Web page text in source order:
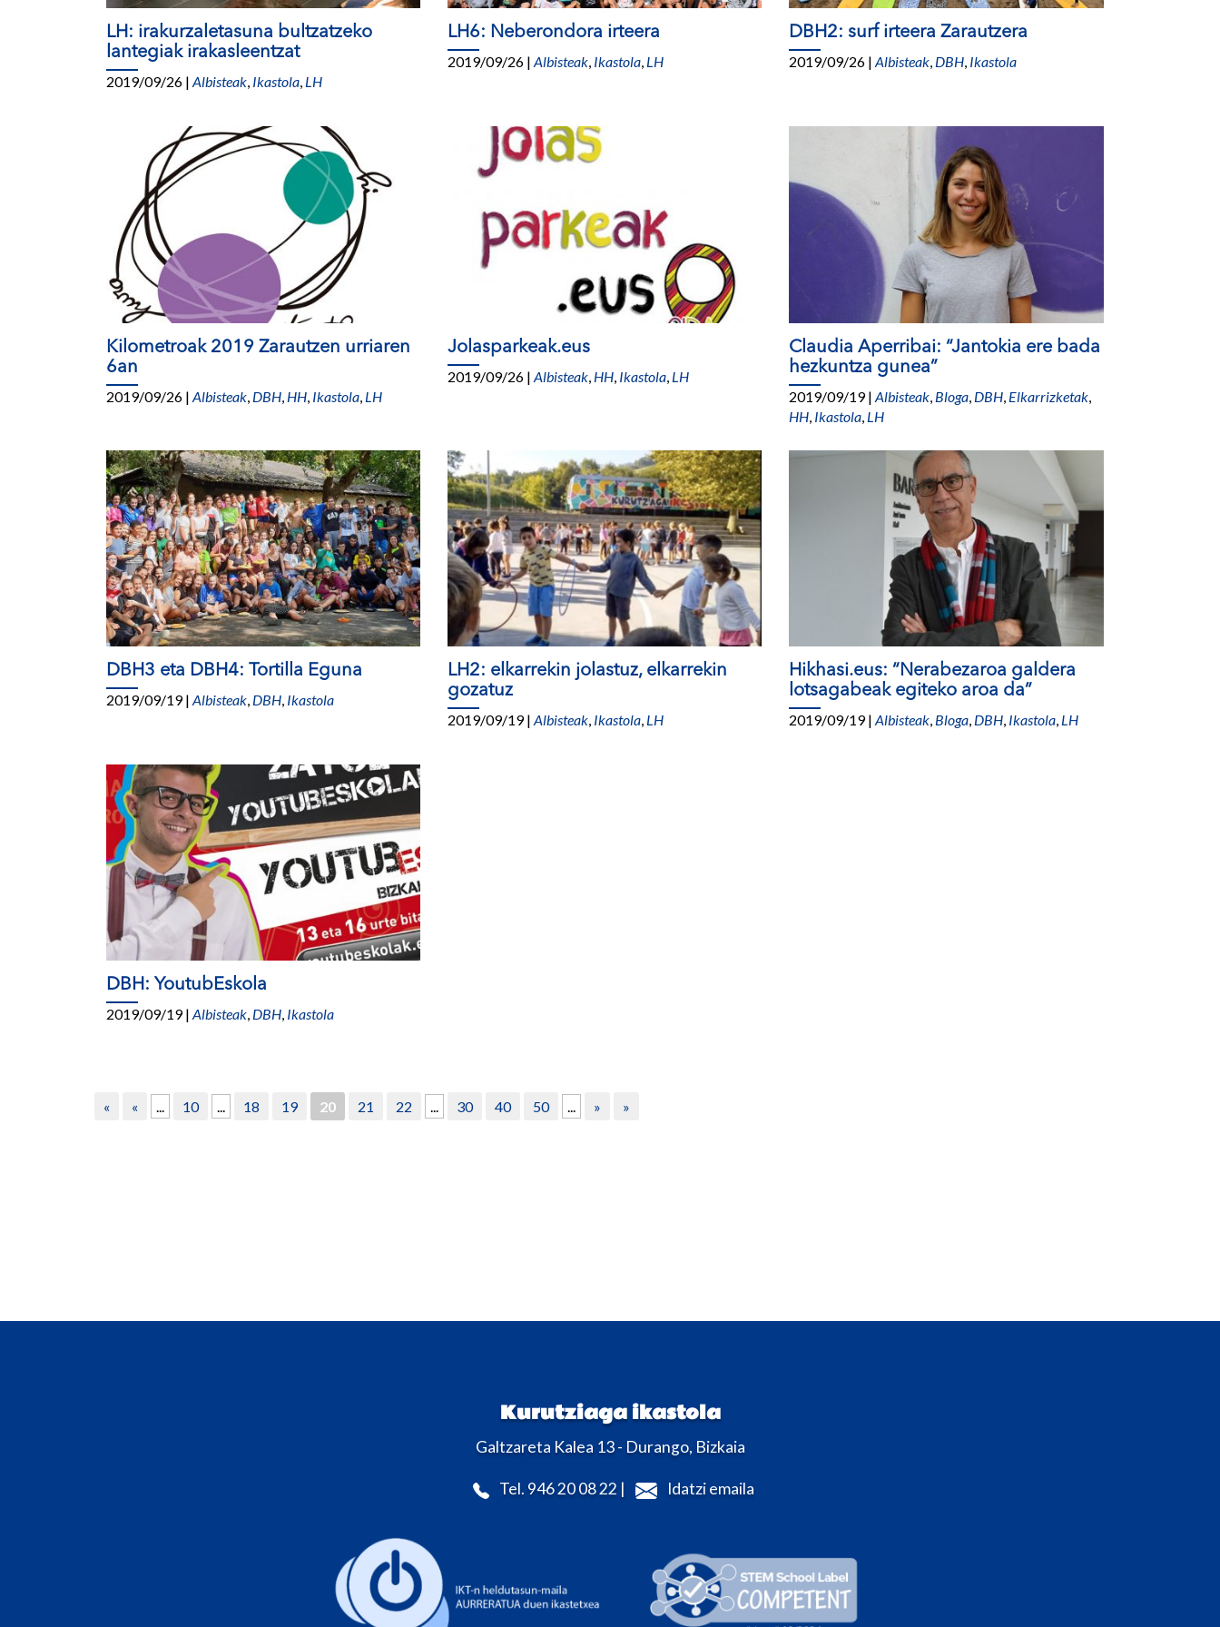
LH: irakurzaletasuna bultzatzeko
lantegiak irakasleentzat
2019/09/26 | Albisteak, Ikastola, LH
LH6: Neberondora irteera
2019/09/26 |Albisteak, Ikastola, LH
DBH2: surf irteera Zarautzera
2019/09/26 |Albisteak, DBH, Ikastola
Kilometroak 2019 Zarautzen urriaren
6an
2019/09/26 | Albisteak DBH HH Ikastola LH
Jolasparkeak.eus
2019/09/26 |Albisteak HH Ikastola LH
Claudia Aperribai: “Jantokia ere bada
hezkuntza gunea”
2019/09/19|Albisteak Bloga DBH Elkarrizketak
HH Ikastola LH
DBH3 eta DBH4: Tortilla Eguna
2019/09/19| Albisteak, DBH, Ikastola
LH2: elkarrekin jolastuz, elkarrekin
gozatuz
2019/09/19|Albisteak, Ikastola, LH
Hikhasi.eus: “Nerabezaroa galdera
lotsagabeak egiteko aroa da”
2019/09/19|Albisteak, Bloga, DBH, Ikastola, LH
DBH: YoutubEskola
2019/09/19| Albisteak, DBH, Ikastola
« « ... 10 ... 18 19 20 21 22 ... 30 40 50 ... » »
Kurutziaga ikastola
Galtzareta Kalea 13 - Durango, Bizkaia
Tel. 946 20 08 22 | Idatzi emaila